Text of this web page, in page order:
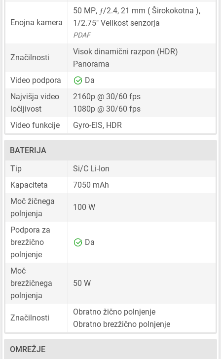
Enojna kamera
50 MP, ƒ/2.4, 21 mm ( Širokokotna ),
1/2.75" Velikost senzorja
PDAF
Značilnosti
Visok dinamični razpon (HDR)
Panorama
Video podpora
Da
Najvišja video
ločljivost
2160p @ 30/60 fps
1080p @ 30/60 fps
Video funkcije
Gyro-EIS, HDR
BATERIJA
Tip
Si/C Li-Ion
Kapaciteta
7050 mAh
Moč žičnega
polnjenja
100 W
Podpora za
brezžično
polnjenje
Da
Moč
brezžičnega
polnjenja
50 W
Značilnosti
Obratno žično polnjenje
Obratno brezžično polnjenje
OMREŽJE